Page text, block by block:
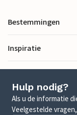
Bestemmingen
Inspiratie
Hulp nodig?
Als u de informatie
Veelgestelde